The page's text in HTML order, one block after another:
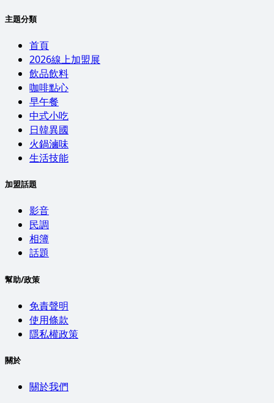
主題分類
首頁
2026線上加盟展
飲品飲料
咖啡點心
早午餐
中式小吃
日韓異國
火鍋滷味
生活技能
加盟話題
影音
民調
相簿
話題
幫助/政策
免責聲明
使用條款
隱私權政策
關於
關於我們